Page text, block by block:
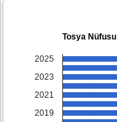
Tosya Nüfusu
2025
2023
2021
2019